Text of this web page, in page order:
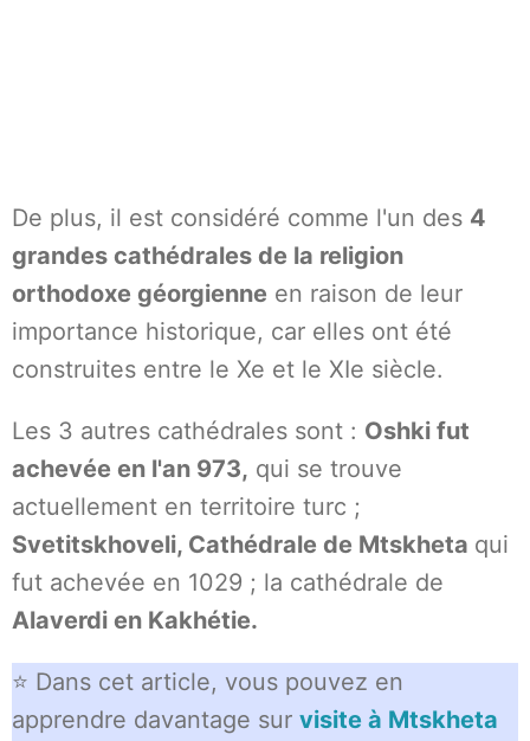
De plus, il est considéré comme l'un des 4
grandes cathédrales de la religion
orthodoxe géorgienne en raison de leur
importance historique, car elles ont été
construites entre le Xe et le XIe siècle.
Les 3 autres cathédrales sont : Oshki fut
achevée en l'an 973, qui se trouve
actuellement en territoire turc ;
Svetitskhoveli, Cathédrale de Mtskheta qui
fut achevée en 1029 ; la cathédrale de
Alaverdi en Kakhétie.
⭐ Dans cet article, vous pouvez en
apprendre davantage sur visite à Mtskheta